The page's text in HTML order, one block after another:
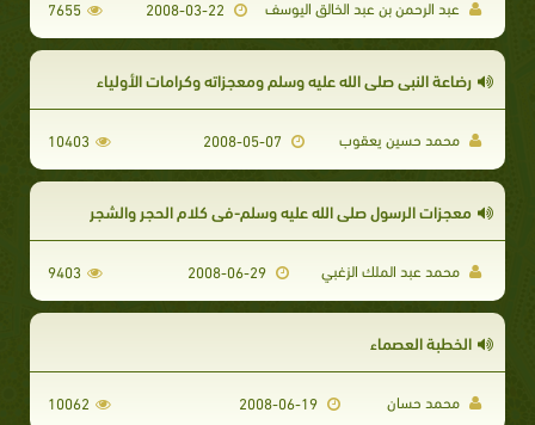
عبد الرحمن بن عبد الخالق اليوسف 7655
رضاعة النبي صلى الله عليه وسلم ومعجزاته وكرامات الأولياء
محمد حسين يعقوب 10403
معجزات الرسول صلى الله عليه وسلم-في كلام الحجر والشجر
محمد عبد الملك الزغبي 9403
الخطبة العصماء
محمد حسان 10062